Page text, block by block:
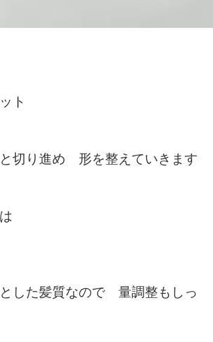
ト
切り進め 形を整えていきます
した髪質なので 量調整もしっ